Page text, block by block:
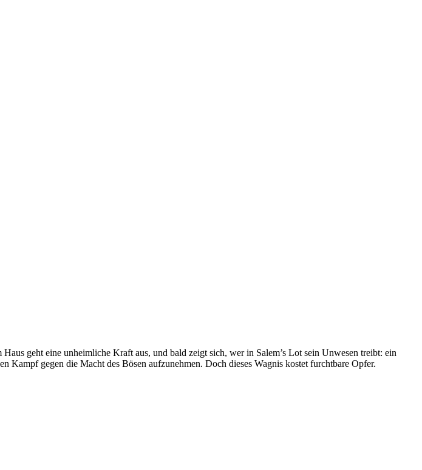
geht eine unheimliche Kraft aus, und bald zeigt sich, wer in Salem’s Lot sein Unwesen treibt: ein
gegen die Macht des Bösen aufzunehmen. Doch dieses Wagnis kostet furchtbare Opfer.